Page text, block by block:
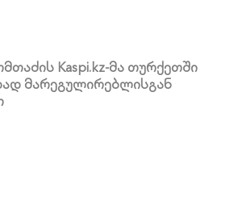
Kaspi.kz-მა თურქეთში
მარეგულირებლისგან